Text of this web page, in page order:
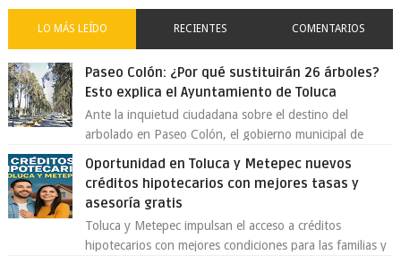
LO MÁS LEÍDO RECIENTES COMENTARIOS
Paseo Colón: ¿Por qué sustituirán 26 árboles?
Esto explica el Ayuntamiento de Toluca
Ante la inquietud ciudadana sobre el destino del
arbolado en Paseo Colón, el gobierno municipal de
Oportunidad en Toluca y Metepec nuevos
créditos hipotecarios con mejores tasas y
asesoría gratis
Toluca y Metepec impulsan el acceso a créditos
hipotecarios con mejores condiciones para las familias y